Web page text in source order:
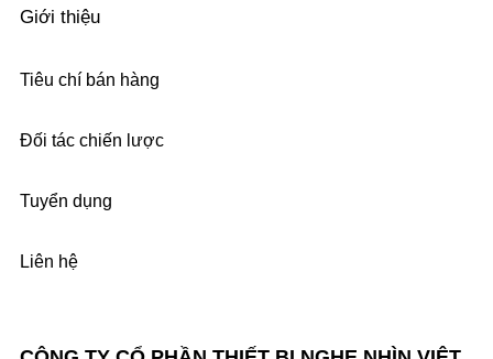
Giới thiệu
Tiêu chí bán hàng
Đối tác chiến lược
Tuyển dụng
Liên hệ